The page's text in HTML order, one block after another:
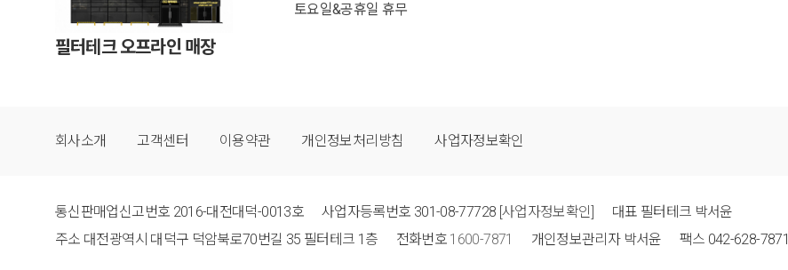
필터테크 오프라인 매장
토요일&공휴일 휴무
회사소개 고객센터 이용약관 개인정보처리방침 사업자정보확인
통신판매업신고번호 2016-대전대덕-0013호 사업자등록번호 301-08-77728 [사업자정보확인] 대표 필터테크 박서윤
주소 대전광역시 대덕구 덕암북로70번길 35 필터테크 1층 전화번호 1600-7871 개인정보관리자 박서윤 팩스 042-628-7871